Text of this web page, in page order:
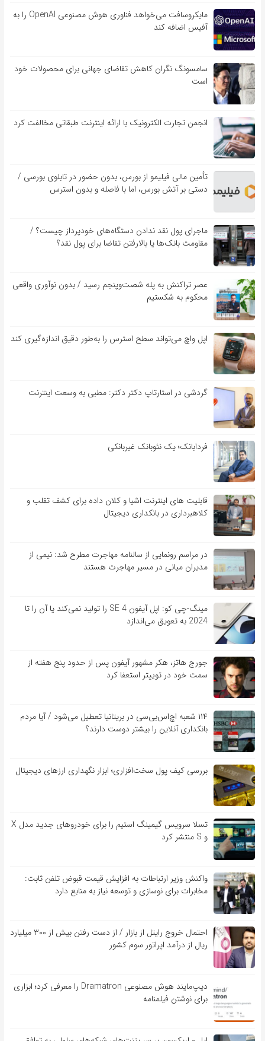
مایکروسافت می‌خواهد فناوری هوش مصنوعی OpenAI را به
آفیس اضافه کند
سامسونگ نگران کاهش تقاضای جهانی برای محصولات خود
است
انجمن تجارت الکترونیک با ارائه اینترنت طبقاتی مخالفت کرد
تأمین مالی فیلیمو از بورس، بدون حضور در تابلوی بورسی /
دستی بر آتش بورس، اما با فاصله و بدون استرس
ماجرای پول نقد ندادن دستگاه‌های خودپرداز چیست؟ /
مقاومت بانک‌ها یا بالارفتن تقاضا برای پول نقد؟
عصر تراکنش به پله شصت‌وپنجم رسید / بدون نوآوری واقعی
محکوم به شکستیم
اپل واچ می‌تواند سطح استرس را به‌طور دقیق اندازه‌گیری کند
گردشی در استارتاپ دکتر دکتر: مطبی به وسعت اینترنت
فردابانک؛ یک نئوبانک غیربانکی
قابلیت ‏های اینترنت اشیا و کلان‏ داده برای کشف تقلب و
کلاهبرداری در بانکداری دیجیتال
در مراسم رونمایی از سالنامه مهاجرت مطرح شد: نیمی از
مدیران میانی در مسیر مهاجرت هستند
مینگ-چی کو: اپل آیفون SE 4 را تولید نمی‌کند یا آن را تا
2024 به تعویق می‌اندازد
جورج هاتز، هکر مشهور آیفون پس از حدود پنج هفته از
سمت خود در توییتر استعفا کرد
۱۱۴ شعبه اچ‌اس‌بی‌سی در بریتانیا تعطیل می‌شود / آیا مردم
بانکداری آنلاین را بیشتر دوست دارند؟
بررسی کیف‌ پول سخت‌افزاری؛ ابزار نگهداری ارزهای دیجیتال
تسلا سرویس گیمینگ استیم را برای خودروهای جدید مدل X
و S منتشر کرد
واکنش وزیر ارتباطات به افزایش قیمت قبوض تلفن ثابت:
مخابرات برای نوسازی و توسعه نیاز به منابع دارد
احتمال خروج رایتل از بازار / از دست رفتن بیش از ۳۰۰ میلیارد
ریال از درآمد اپراتور سوم کشور
دیپ‌مایند هوش مصنوعی Dramatron را معرفی کرد؛ ابزاری
برای نوشتن فیلمنامه